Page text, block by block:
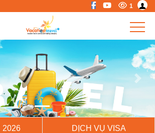
1
Next
2026 DỊCH VỤ VISA